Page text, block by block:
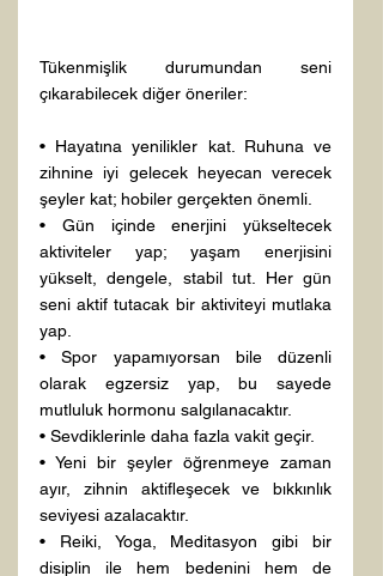
Tükenmişlik durumundan seni
çıkarabilecek diğer öneriler:
• Hayatına yenilikler kat. Ruhuna ve
zihnine iyi gelecek heyecan verecek
şeyler kat; hobiler gerçekten önemli.
• Gün içinde enerjini yükseltecek
aktiviteler yap; yaşam enerjisini
yükselt, dengele, stabil tut. Her gün
seni aktif tutacak bir aktiviteyi mutlaka
yap.
• Spor yapamıyorsan bile düzenli
olarak egzersiz yap, bu sayede
mutluluk hormonu salgılanacaktır.
• Sevdiklerinle daha fazla vakit geçir.
• Yeni bir şeyler öğrenmeye zaman
ayır, zihnin aktifleşecek ve bıkkınlık
seviyesi azalacaktır.
• Reiki, Yoga, Meditasyon gibi bir
disiplin ile hem bedenini hem de